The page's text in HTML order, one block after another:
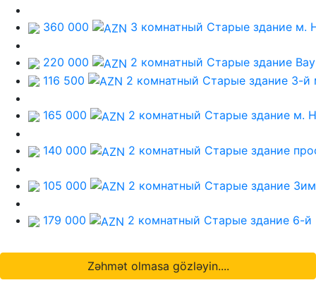
360 000 3 комнатный Старые здание м.
220 000 2 комнатный Старые здание
116 500
2 комнатный Старые здание 3-й
165 000 2 комнатный Старые здание м.
140 000 2 комнатный Старые здание
105 000 2 комнатный Старые здание
179 000 2 комнатный Старые здание 6-й
Zəhmət olmasa gözləyin....